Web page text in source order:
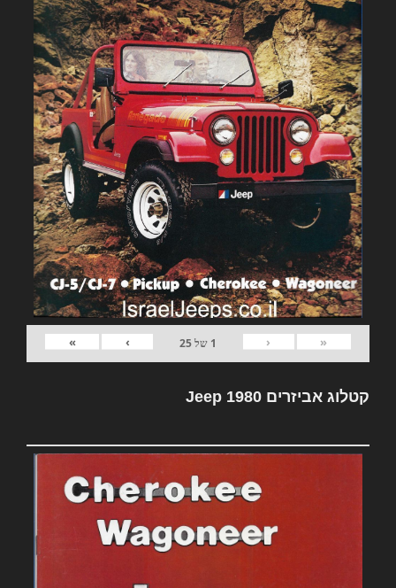
«
‹
1 של25
›
»
קטלוג אביזרים Jeep 1980